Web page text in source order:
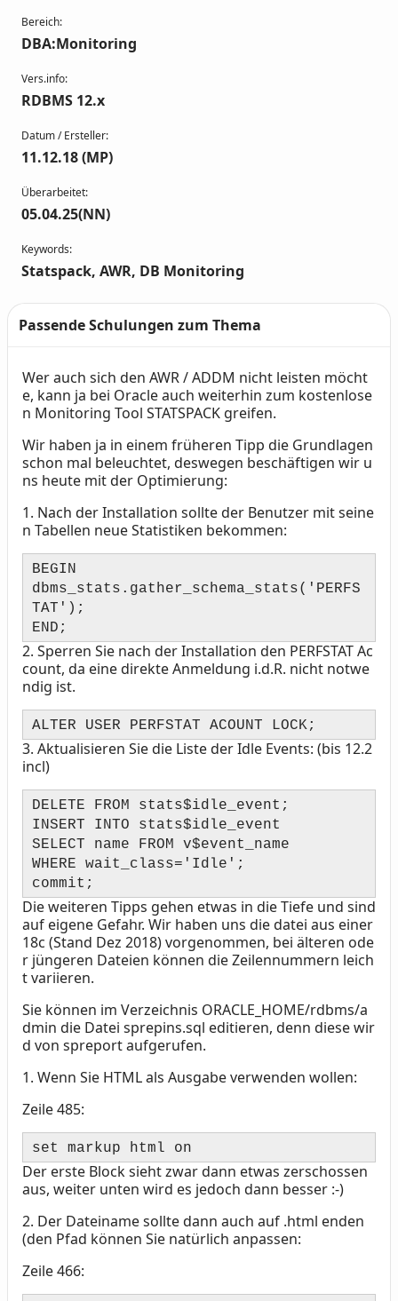
Bereich:
DBA:Monitoring
Vers.info:
RDBMS 12.x
Datum / Ersteller:
11.12.18 (MP)
Überarbeitet:
05.04.25(NN)
Keywords:
Statspack, AWR, DB Monitoring
Passende Schulungen zum Thema
Text
Wer auch sich den AWR / ADDM nicht leisten möcht
e, kann ja bei Oracle auch weiterhin zum kostenlose
n Monitoring Tool STATSPACK greifen.
Wir haben ja in einem früheren Tipp die Grundlagen
schon mal beleuchtet, deswegen beschäftigen wir u
ns heute mit der Optimierung:
1. Nach der Installation sollte der Benutzer mit seine
n Tabellen neue Statistiken bekommen:
BEGIN
dbms_stats.gather_schema_stats('PERFS
TAT');
END;
2. Sperren Sie nach der Installation den PERFSTAT Ac
count, da eine direkte Anmeldung i.d.R. nicht notwe
ndig ist.
ALTER USER PERFSTAT ACOUNT LOCK;
3. Aktualisieren Sie die Liste der Idle Events: (bis 12.2
incl)
DELETE FROM stats$idle_event;
INSERT INTO stats$idle_event
SELECT name FROM v$event_name
WHERE wait_class='Idle';
commit;
Die weiteren Tipps gehen etwas in die Tiefe und sind
auf eigene Gefahr. Wir haben uns die datei aus einer
18c (Stand Dez 2018) vorgenommen, bei älteren ode
r jüngeren Dateien können die Zeilennummern leich
t variieren.
Sie können im Verzeichnis ORACLE_HOME/rdbms/a
dmin die Datei sprepins.sql editieren, denn diese wir
d von spreport aufgerufen.
1. Wenn Sie HTML als Ausgabe verwenden wollen:
Zeile 485:
set markup html on
Der erste Block sieht zwar dann etwas zerschossen
aus, weiter unten wird es jedoch dann besser :-)
2. Der Dateiname sollte dann auch auf .html enden
(den Pfad können Sie natürlich anpassen:
Zeile 466: